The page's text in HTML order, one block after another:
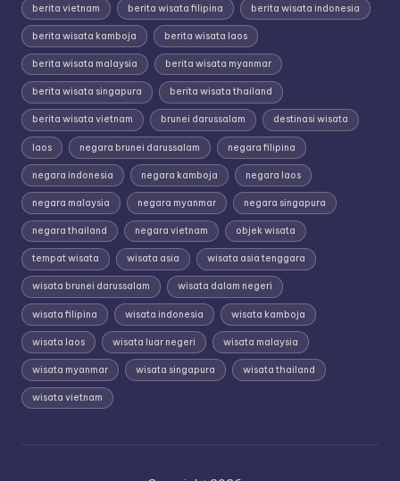
berita vietnam berita wisata filipina berita wisata indonesia
berita wisata kamboja berita wisata laos
berita wisata malaysia berita wisata myanmar
berita wisata singapura berita wisata thailand
berita wisata vietnam brunei darussalam destinasi wisata
laos negara brunei darussalam negara filipina
negara indonesia negara kamboja negara laos
negara malaysia negara myanmar negara singapura
negara thailand negara vietnam objek wisata
tempat wisata wisata asia wisata asia tenggara
wisata brunei darussalam wisata dalam negeri
wisata filipina wisata indonesia wisata kamboja
wisata laos wisata luar negeri wisata malaysia
wisata myanmar wisata singapura wisata thailand
wisata vietnam